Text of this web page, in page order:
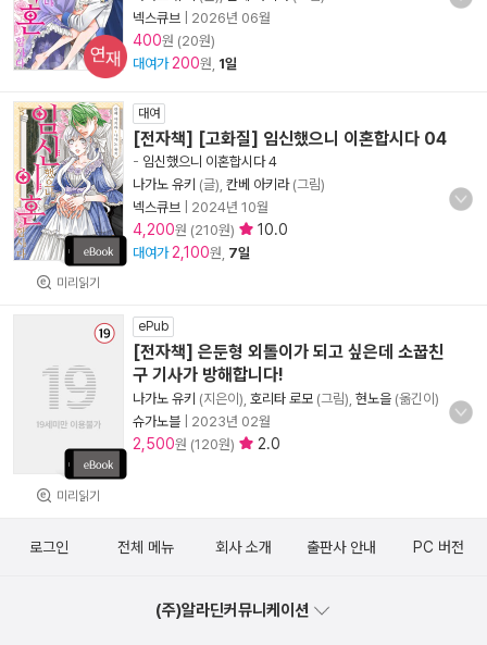
넥스큐브
2026년 06월
400원 (20원)
대여가 200원, 1일
미리읽기
대여
[전자책] [고화질] 임신했으니 이혼합시다 04
- 임신했으니 이혼합시다 4
나가노 유키 (글), 칸베 아키라(그림)
넥스큐브
2024년 10월
4,200원 (210원) 10.0
대여가 2,100원, 7일
미리읽기
ePub
[전자책] 은둔형 외톨이가 되고 싶은데 소꿉친
구 기사가 방해합니다!
나가노 유키 (지은이), 호리타 로모 (그림), 현노을 (옮긴이)
슈가노블
2023년 02월
2,500원 (120원) 2.0
로그인 전체 메뉴 회사 소개 출판사 안내 PC 버전
(주)알라딘커뮤니케이션